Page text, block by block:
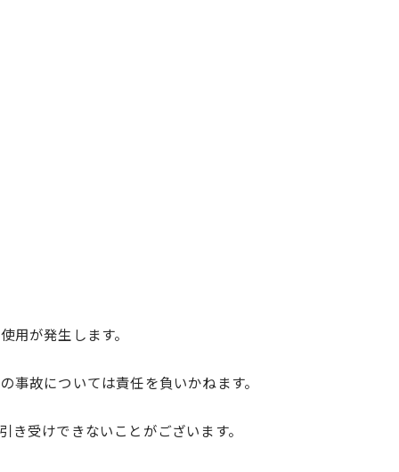
用が発生します。
故については責任を負いかねます。
受けできないことがございます。